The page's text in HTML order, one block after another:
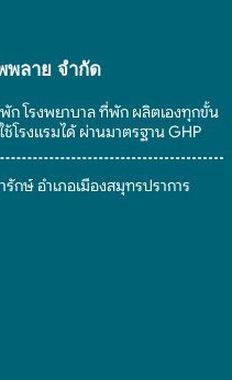
พลาย จํากัด
ก โรงพยาบาล ที่พัก ผลิตเองทุกขั้น
รงแรมได้ ผ่านมาตรฐาน GHP
กษ์ อำเภอเมืองสมุทรปราการ